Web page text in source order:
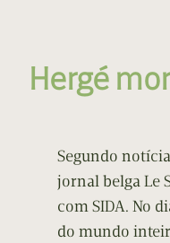
Hergé
Segundo
jornal belga Le
com SIDA. No
do mundo